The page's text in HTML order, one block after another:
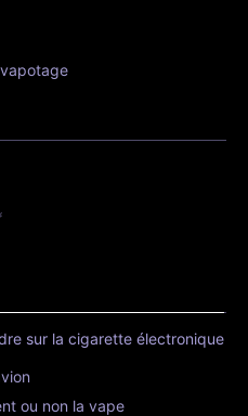
vapotage
sur la cigarette électronique
ou non la vape